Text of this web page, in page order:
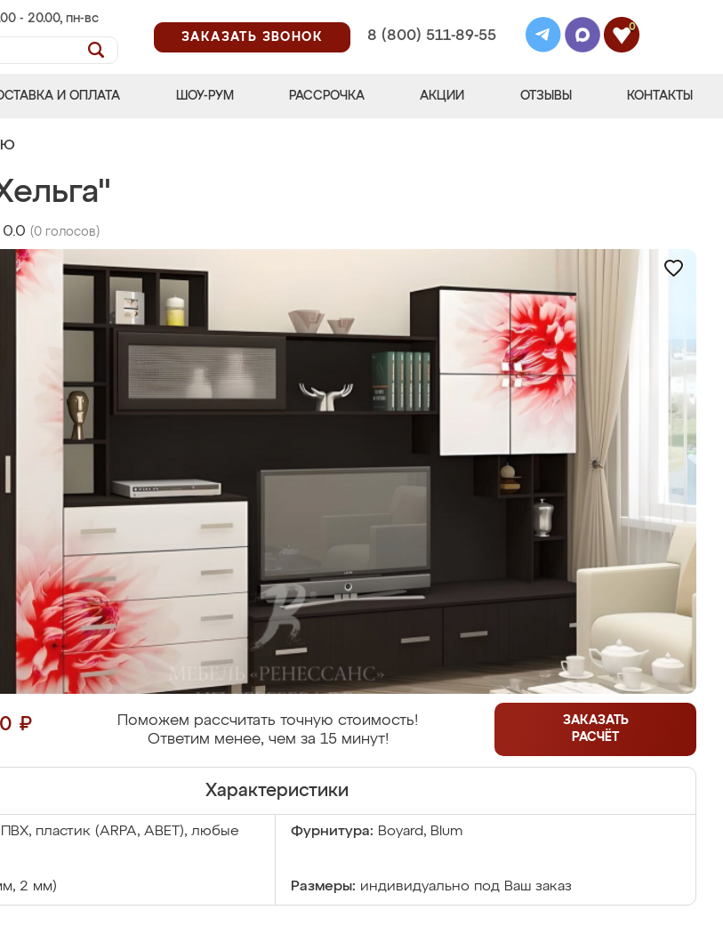
- 20.00, пн-вс
ЗАКАЗАТЬ ЗВОНОК
8 (800) 511-89-55
0
И ОПЛАТА ШОУ-РУМ РАССРОЧКА АКЦИИ ОТЗЫВЫ КОНТАКТЫ
0.0 (0 голосов)
₽
Поможем рассчитать точную стоимость!
Ответим менее, чем за 15 минут!
ЗАКАЗАТЬ
РАСЧЁТ
Характеристики
пластик (ARPA, ABET), любые
Фурнитура: Boyard, Blum
2 мм) Размеры: индивидуально под Ваш заказ